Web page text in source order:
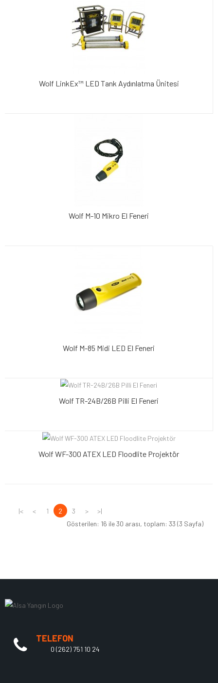
Wolf LinkEx™ LED Tank Aydınlatma Ünitesi
Wolf M-10 Mikro El Feneri
Wolf M-85 Midi LED El Feneri
Wolf TR-24B/26B Pilli El Feneri
Wolf WF-300 ATEX LED Floodlite Projektör
|< < 1 2 3 >
>|
Gösterilen: 16 ile 30 arası, toplam: 33 (3 Sayfa)
TELEFON
0 (262) 751 10 24